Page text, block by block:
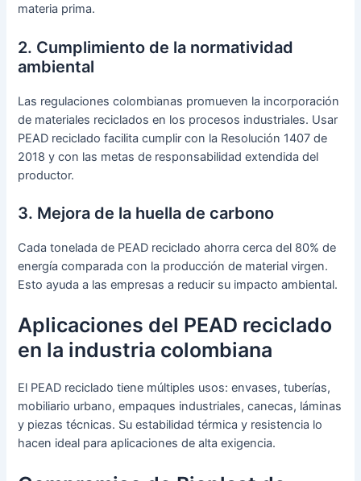
materia prima.
2. Cumplimiento de la normatividad
ambiental
Las regulaciones colombianas promueven la incorporación
de materiales reciclados en los procesos industriales. Usar
PEAD reciclado facilita cumplir con la Resolución 1407 de
2018 y con las metas de responsabilidad extendida del
productor.
3. Mejora de la huella de carbono
Cada tonelada de PEAD reciclado ahorra cerca del 80% de
energía comparada con la producción de material virgen.
Esto ayuda a las empresas a reducir su impacto ambiental.
Aplicaciones del PEAD reciclado
en la industria colombiana
El PEAD reciclado tiene múltiples usos: envases, tuberías,
mobiliario urbano, empaques industriales, canecas, láminas
y piezas técnicas. Su estabilidad térmica y resistencia lo
hacen ideal para aplicaciones de alta exigencia.